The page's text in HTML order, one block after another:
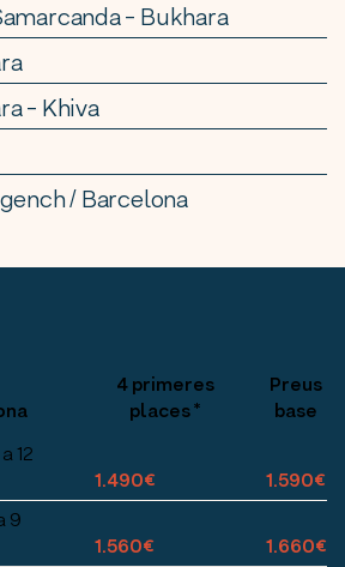
- Bukhara
- Khiva
/ Barcelona
4 primeres
places *
Preus
base
12
1.490€
1.590€
9
1.560€
1.660€